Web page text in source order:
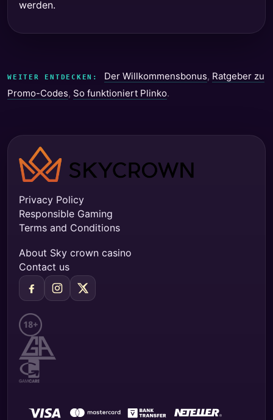
werden.
WEITER ENTDECKEN: Der Willkommensbonus, Ratgeber zu
Promo-Codes, So funktioniert Plinko.
Privacy Policy
Responsible Gaming
Terms and Conditions
About Sky crown casino
Contact us